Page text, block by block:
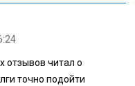
отзывов читал о
точно подойти